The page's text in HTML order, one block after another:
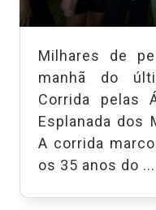
Milhares de
manhã do
Corrida pelas
Esplanada dos
A corrida
os 35 anos do ...